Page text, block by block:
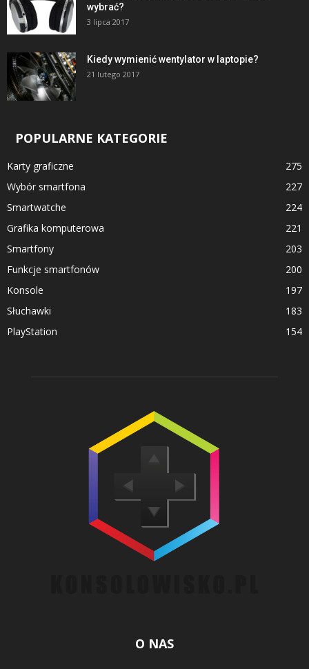
wybrać?
3 lipca 2017
Kiedy wymienić wentylator w laptopie?
21 lutego 2017
POPULARNE KATEGORIE
Karty graficzne
275
Wybór smartfona
227
Smartwatche
224
Grafika komputerowa
221
Smartfony
203
Funkcje smartfonów
200
Konsole
197
Słuchawki
183
PlayStation
154
O NAS